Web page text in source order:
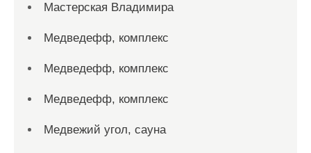
Мастерская Владимира
Медведефф, комплекс
Медведефф, комплекс
Медведефф, комплекс
Медвежий угол, сауна